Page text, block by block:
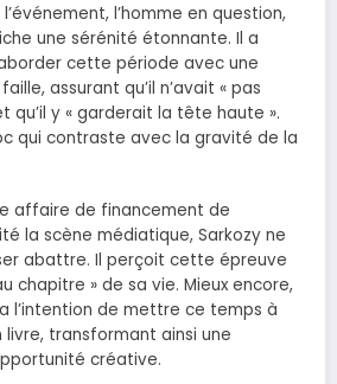
l’homme en question,
une sérénité étonnante. Il a
cette période avec une
assurant qu’il n’avait « pas
qu’il y « garderait la tête haute ».
qui contraste avec la gravité de la
affaire de financement de
la scène médiatique, Sarkozy ne
abattre. Il perçoit cette épreuve
chapitre » de sa vie. Mieux encore,
a l’intention de mettre ce temps à
transformant ainsi une
créative.